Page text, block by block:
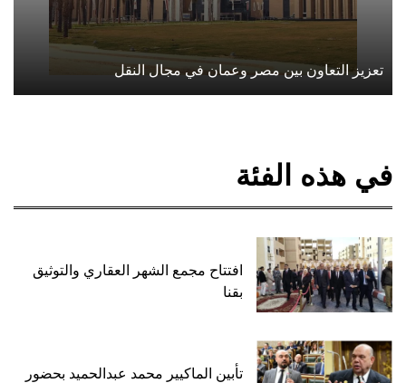
تعزيز التعاون بين مصر وعمان في مجال النقل
في هذه الفئة
افتتاح مجمع الشهر العقاري والتوثيق
بقنا
تأبين الماكيير محمد عبدالحميد بحضور